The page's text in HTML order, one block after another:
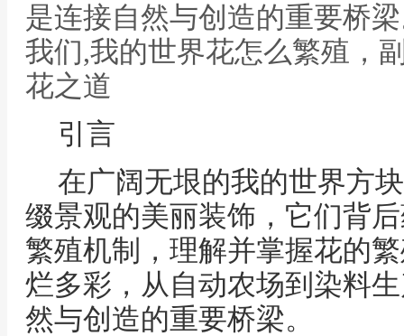
是连接自然与创造的重要桥
我们,我的世界花怎么繁殖，
花之道
引言
在广阔无垠的我的世界方
缀景观的美丽装饰，它们背
繁殖机制，理解并掌握花的
烂多彩，从自动农场到染料
然与创造的重要桥梁。